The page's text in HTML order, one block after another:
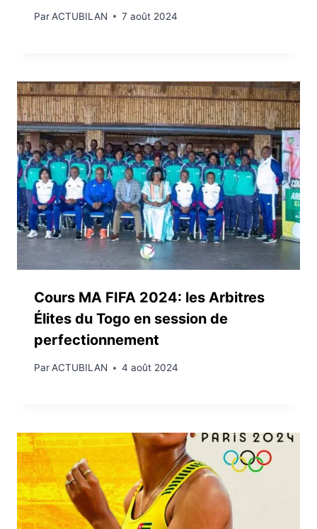
ParACTUBILAN 7 août 2024
Cours MA FIFA 2024: les Arbitres
Élites du Togo en session de
perfectionnement
ParACTUBILAN 4 août 2024